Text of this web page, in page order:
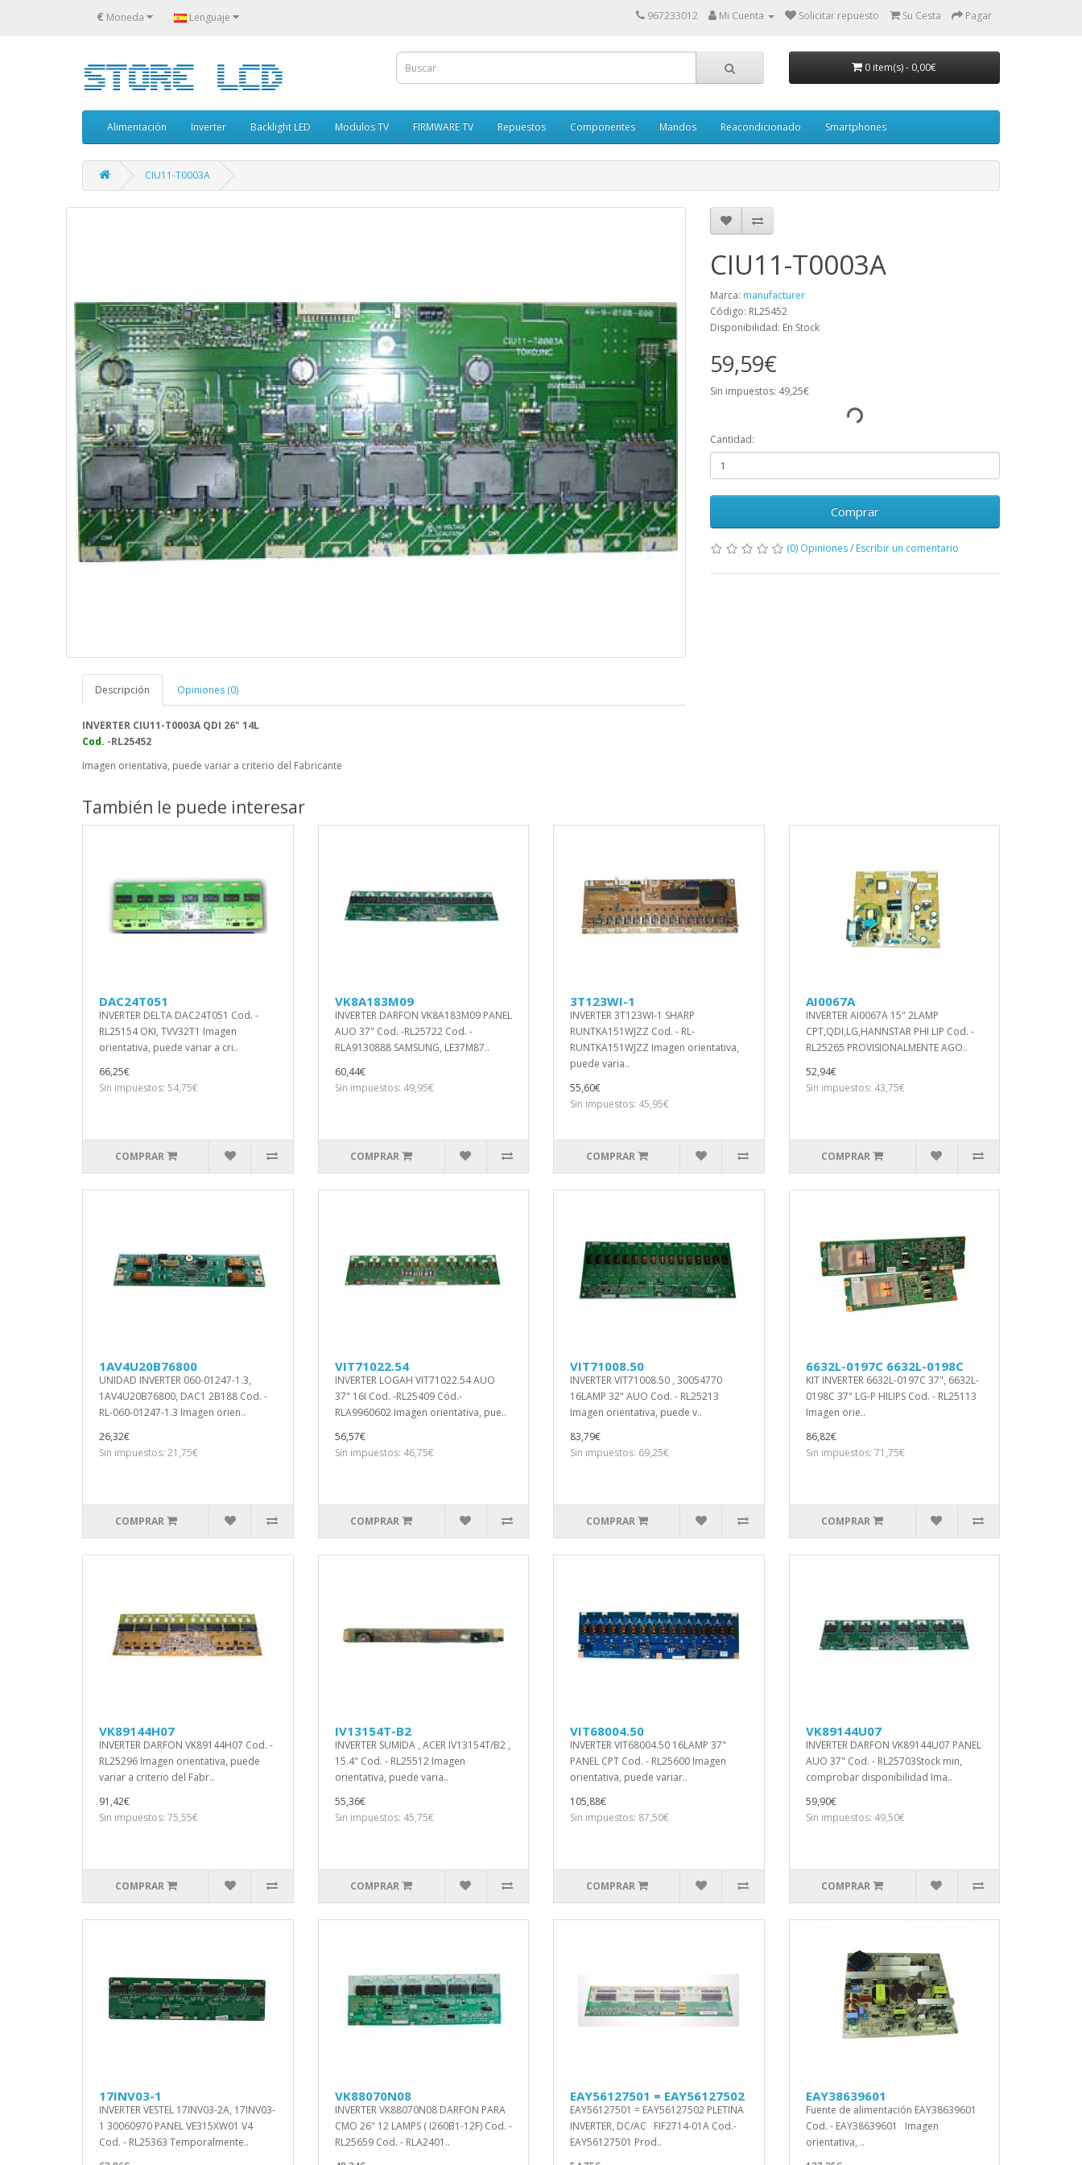
€ Moneda Lenguaje 967233012 Mi Cuenta Solicitar repuesto Su Cesta Pagar
0 item(s)- 0,00€
Alimentación Inverter Backlight LED Modulos TV FIRMWARE TV Repuestos Componentes Mandos Reacondicionado Smartphones
CIU11-T0003A
Descripción Opiniones (0)
INVERTER CIU11-T0003A QDI 26" 14L
Cod. -RL25452
Imagen orientativa, puede variar a criterio del Fabricante
CIU11-T0003A
Marca: manufacturer
Código: RL25452
Disponibilidad: En Stock
59,59€
Sin impuestos: 49,25€
Cantidad:
Comprar
(0) Opiniones/ Escribir un comentario
También le puede interesar
DAC24T051
INVERTER DELTA DAC24T051 Cod. -
RL25154 OKI, TVV32T1 Imagen
orientativa, puede variar a cri..
66,25€
Sin impuestos: 54,75€
COMPRAR
VK8A183M09
INVERTER DARFON VK8A183M09 PANEL
AUO 37" Cod. -RL25722 Cod. -
RLA9130888 SAMSUNG, LE37M87..
60,44€
Sin impuestos: 49,95€
COMPRAR
3T123WI-1
INVERTER 3T123WI-1 SHARP
RUNTKA151WJZZ Cod. - RL-
RUNTKA151WJZZ Imagen orientativa,
puede varia..
55,60€
Sin impuestos: 45,95€
COMPRAR
AI0067A
INVERTER AI0067A 15" 2LAMP
CPT,QDI,LG,HANNSTAR PHI LIP Cod. -
RL25265 PROVISIONALMENTE AGO..
52,94€
Sin impuestos: 43,75€
COMPRAR
1AV4U20B76800
UNIDAD INVERTER 060-01247-1.3,
1AV4U20B76800, DAC1 2B188 Cod. -
RL-060-01247-1.3 Imagen orien..
26,32€
Sin impuestos: 21,75€
COMPRAR
VIT71022.54
INVERTER LOGAH VIT71022.54 AUO
37" 16I Cod. -RL25409 Cód.-
RLA9960602 Imagen orientativa, pue..
56,57€
Sin impuestos: 46,75€
COMPRAR
VIT71008.50
INVERTER VIT71008.50 , 30054770
16LAMP 32" AUO Cod. - RL25213
Imagen orientativa, puede v..
83,79€
Sin impuestos: 69,25€
COMPRAR
6632L-0197C 6632L-0198C
KIT INVERTER 6632L-0197C 37", 6632L-
0198C 37" LG-P HILIPS Cod. - RL25113
Imagen orie..
86,82€
Sin impuestos: 71,75€
COMPRAR
VK89144H07
INVERTER DARFON VK89144H07 Cod. -
RL25296 Imagen orientativa, puede
variar a criterio del Fabr..
91,42€
Sin impuestos: 75,55€
COMPRAR
IV13154T-B2
INVERTER SUMIDA , ACER IV13154T/B2 ,
15.4" Cod. - RL25512 Imagen
orientativa, puede varia..
55,36€
Sin impuestos: 45,75€
COMPRAR
VIT68004.50
INVERTER VIT68004.50 16LAMP 37"
PANEL CPT Cod. - RL25600 Imagen
orientativa, puede variar..
105,88€
Sin impuestos: 87,50€
COMPRAR
VK89144U07
INVERTER DARFON VK89144U07 PANEL
AUO 37" Cod. - RL25703Stock min,
comprobar disponibilidad Ima..
59,90€
Sin impuestos: 49,50€
COMPRAR
17INV03-1
INVERTER VESTEL 17INV03-2A, 17INV03-
1 30060970 PANEL VE315XW01 V4
Cod. - RL25363 Temporalmente..
VK88070N08
INVERTER VK88070N08 DARFON PARA
CMO 26" 12 LAMPS ( I260B1-12F) Cod. -
RL25659 Cod. - RLA2401..
EAY56127501 = EAY56127502
EAY56127501 = EAY56127502 PLETINA
INVERTER, DC/AC FIF2714-01A Cod.-
EAY56127501 Prod..
EAY38639601
Fuente de alimentación EAY38639601
Cod. - EAY38639601 Imagen
orientativa, ..